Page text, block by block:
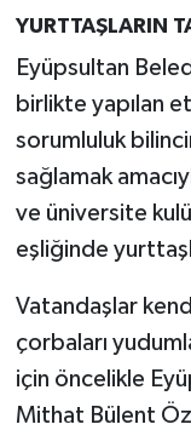
YURTTAŞLARIN
Eyüpsultan
birlikte yapılan
sorumluluk
sağlamak
ve üniversite
eşliğinde
Vatandaşlar
çorbaları
için öncelikle
Mithat Bülent